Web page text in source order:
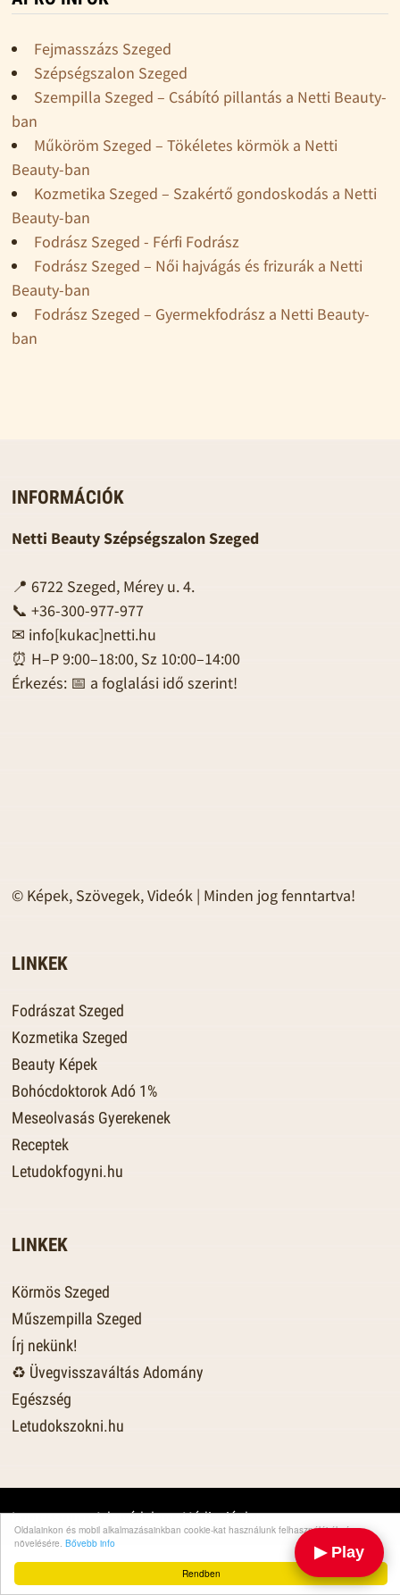
Rendben
Oldalainkon és mobil alkalmazásainkban cookie-kat használunk felhasználói élmény
növelésére. Bővebb info
▶ Play
Fejmasszázs Szeged
Szépségszalon Szeged
Szempilla Szeged – Csábító pillantás a Netti Beauty-
ban
Műköröm Szeged – Tökéletes körmök a Netti
Beauty-ban
Kozmetika Szeged – Szakértő gondoskodás a Netti
Beauty-ban
Fodrász Szeged - Férfi Fodrász
Fodrász Szeged – Női hajvágás és frizurák a Netti
Beauty-ban
Fodrász Szeged – Gyermekfodrász a Netti Beauty-
ban
INFORMÁCIÓK
Netti Beauty Szépségszalon Szeged
📍 6722 Szeged, Mérey u. 4.
📞 +36-300-977-977
✉ info[kukac]netti.hu
⏰ H–P 9:00–18:00, Sz 10:00–14:00
Érkezés: 📅 a foglalási idő szerint!
© Képek, Szövegek, Videók | Minden jog fenntartva!
LINKEK
Fodrászat Szeged
Kozmetika Szeged
Beauty Képek
Bohócdoktorok Adó 1%
Meseolvasás Gyerekenek
Receptek
Letudokfogyni.hu
LINKEK
Körmös Szeged
Műszempilla Szeged
Írj nekünk!
♻️ Üvegvisszaváltás Adomány
Egészség
Letudokszokni.hu
Impresszum·Adatvédelem·Médiaajánlat·